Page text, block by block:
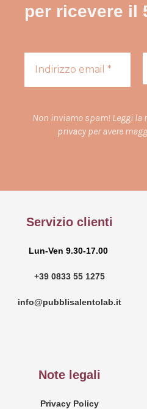
per ricevere il
Non inviamo spam! Leggi la
privacy per avere
Servizio clienti
Lun-Ven 9.30-17.00
+39 0833 55 1275
info@pubblisalentolab.it
Note legali
Privacy Policy